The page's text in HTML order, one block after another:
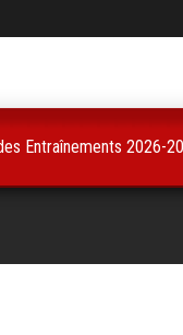
Entraînements 2026-